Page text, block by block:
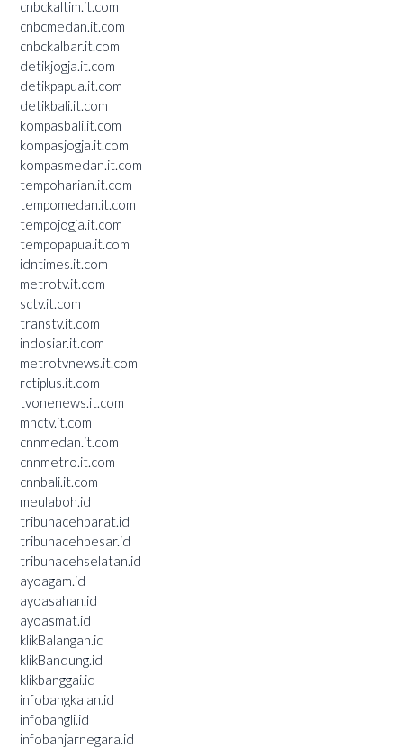
cnbckaltim.it.com
cnbcmedan.it.com
cnbckalbar.it.com
detikjogja.it.com
detikpapua.it.com
detikbali.it.com
kompasbali.it.com
kompasjogja.it.com
kompasmedan.it.com
tempoharian.it.com
tempomedan.it.com
tempojogja.it.com
tempopapua.it.com
idntimes.it.com
metrotv.it.com
sctv.it.com
transtv.it.com
indosiar.it.com
metrotvnews.it.com
rctiplus.it.com
tvonenews.it.com
mnctv.it.com
cnnmedan.it.com
cnnmetro.it.com
cnnbali.it.com
meulaboh.id
tribunacehbarat.id
tribunacehbesar.id
tribunacehselatan.id
ayoagam.id
ayoasahan.id
ayoasmat.id
klikBalangan.id
klikBandung.id
klikbanggai.id
infobangkalan.id
infobangli.id
infobanjarnegara.id